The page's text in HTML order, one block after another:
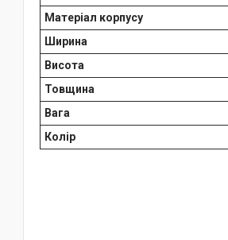
Матеріал корпусу
Ширина
Висота
Товщина
Вага
Колір